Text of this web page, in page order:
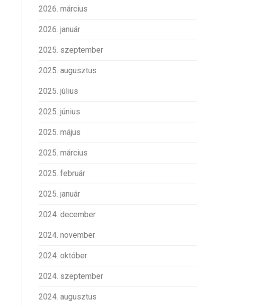
2026. március
2026. január
2025. szeptember
2025. augusztus
2025. július
2025. június
2025. május
2025. március
2025. február
2025. január
2024. december
2024. november
2024. október
2024. szeptember
2024. augusztus